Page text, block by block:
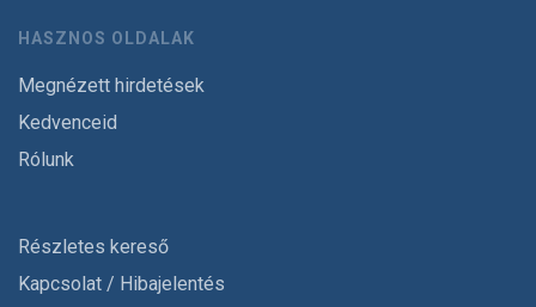
HASZNOS OLDALAK
Megnézett hirdetések
Kedvenceid
Rólunk
Részletes kereső
Kapcsolat / Hibajelentés